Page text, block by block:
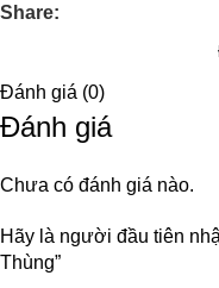
Share:
Đánh giá (0)
Đánh giá
Chưa có đánh giá nào.
Hãy là người đầu tiên
Thùng”